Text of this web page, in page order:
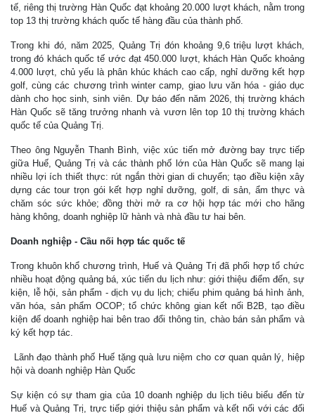
tế, riêng thị trường Hàn Quốc đạt khoảng 20.000 lượt khách, nằm trong
top 13 thị trường khách quốc tế hàng đầu của thành phố.
Trong khi đó, năm 2025, Quảng Trị đón khoảng 9,6 triệu lượt khách,
trong đó khách quốc tế ước đạt 450.000 lượt, khách Hàn Quốc khoảng
4.000 lượt, chủ yếu là phân khúc khách cao cấp, nghỉ dưỡng kết hợp
golf, cùng các chương trình winter camp, giao lưu văn hóa - giáo dục
dành cho học sinh, sinh viên. Dự báo đến năm 2026, thị trường khách
Hàn Quốc sẽ tăng trưởng nhanh và vươn lên top 10 thị trường khách
quốc tế của Quảng Trị.
Theo ông Nguyễn Thanh Bình, việc xúc tiến mở đường bay trực tiếp
giữa Huế, Quảng Trị và các thành phố lớn của Hàn Quốc sẽ mang lại
nhiều lợi ích thiết thực: rút ngắn thời gian di chuyển; tạo điều kiện xây
dựng các tour trọn gói kết hợp nghỉ dưỡng, golf, di sản, ẩm thực và
chăm sóc sức khỏe; đồng thời mở ra cơ hội hợp tác mới cho hãng
hàng không, doanh nghiệp lữ hành và nhà đầu tư hai bên.
Doanh nghiệp - Cầu nối hợp tác quốc tế
Trong khuôn khổ chương trình, Huế và Quảng Trị đã phối hợp tổ chức
nhiều hoạt động quảng bá, xúc tiến du lịch như: giới thiệu điểm đến, sự
kiện, lễ hội, sản phẩm - dịch vụ du lịch; chiếu phim quảng bá hình ảnh,
văn hóa, sản phẩm OCOP; tổ chức không gian kết nối B2B, tạo điều
kiện để doanh nghiệp hai bên trao đổi thông tin, chào bán sản phẩm và
ký kết hợp tác.
Lãnh đạo thành phố Huế tặng quà lưu niệm cho cơ quan quản lý, hiệp
hội và doanh nghiệp Hàn Quốc
Sự kiện có sự tham gia của 10 doanh nghiệp du lịch tiêu biểu đến từ
Huế và Quảng Trị, trực tiếp giới thiệu sản phẩm và kết nối với các đối